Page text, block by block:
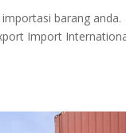
barang anda.
Import